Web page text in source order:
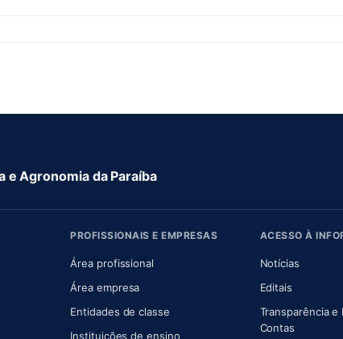
e Agronomia da Paraíba
PROFISSIONAIS E EMPRESAS
Área profissional
Área empresa
Entidades de classe
Instituições de ensino
ACESSO À
Notícias
Editais
Transparência e
Contas